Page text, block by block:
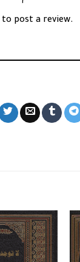
to post a review.